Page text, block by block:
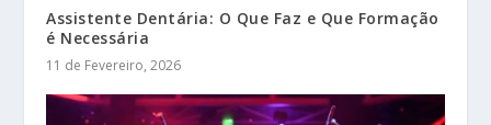
Assistente Dentária: O Que Faz e Que Formação
é Necessária
11 de Fevereiro, 2026